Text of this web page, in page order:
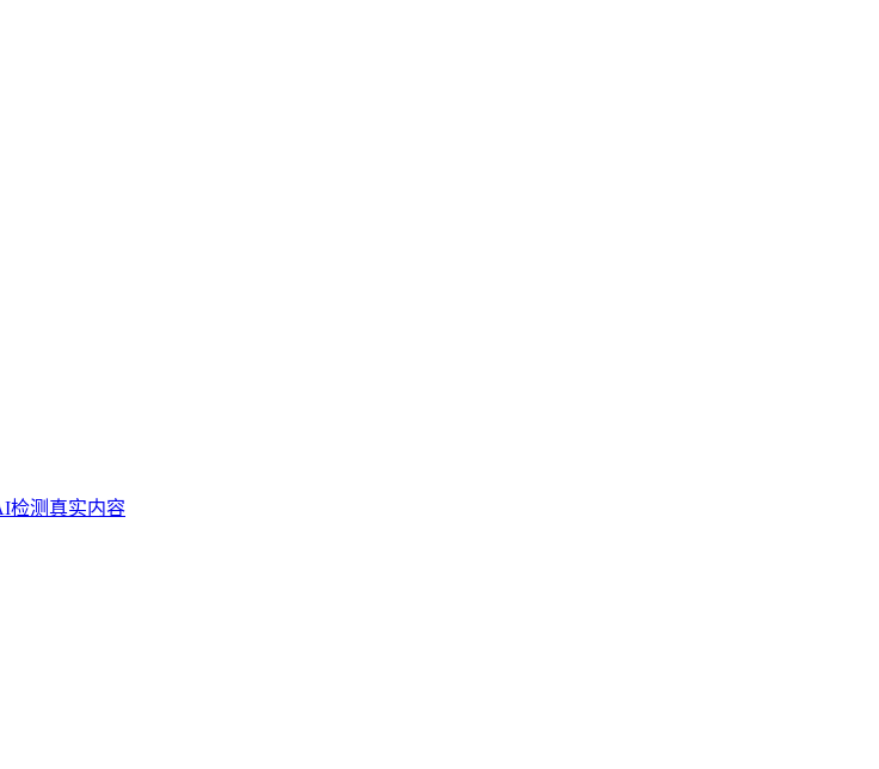
检测 真实内容